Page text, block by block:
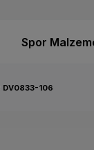
Spor
DV0833-106